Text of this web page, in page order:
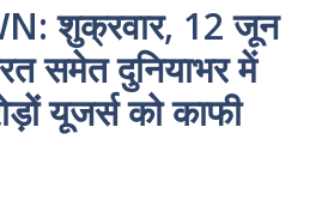
शुक्रवार, 12 जून
समेत दुनियाभर में
यूजर्स को काफी